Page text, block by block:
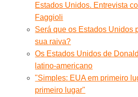
Estados Unidos. Entrevista
Faggioli
Será que os Estados Unidos
sua raiva?
Os Estados Unidos de
latino-americano
"Simples: EUA em primeiro
primeiro lugar"